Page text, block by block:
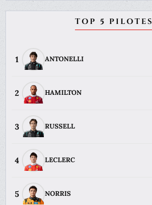
TOP 5 PILOTES
1 ANTONELLI
2 HAMILTON
3 RUSSELL
4 LECLERC
5 NORRIS